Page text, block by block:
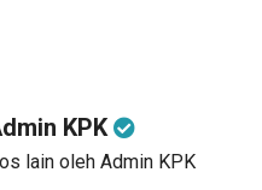
KPK
lain oleh Admin KPK